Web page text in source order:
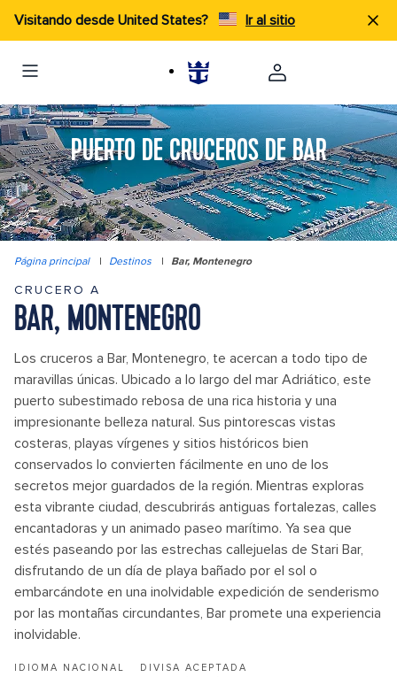
Visitando desde United States? Ir al sitio
PUERTO DE CRUCEROS DE BAR
Página principal | Destinos | Bar, Montenegro
CRUCERO A
BAR, MONTENEGRO
Los cruceros a Bar, Montenegro, te acercan a todo tipo de
maravillas únicas. Ubicado a lo largo del mar Adriático, este
puerto subestimado rebosa de una rica historia y una
impresionante belleza natural. Sus pintorescas vistas
costeras, playas vírgenes y sitios históricos bien
conservados lo convierten fácilmente en uno de los
secretos mejor guardados de la región. Mientras exploras
esta vibrante ciudad, descubrirás antiguas fortalezas, calles
encantadoras y un animado paseo marítimo. Ya sea que
estés paseando por las estrechas callejuelas de Stari Bar,
disfrutando de un día de playa bañado por el sol o
embarcándote en una inolvidable expedición de senderismo
por las montañas circundantes, Bar promete una experiencia
inolvidable.
IDIOMA NACIONAL DIVISA ACEPTADA